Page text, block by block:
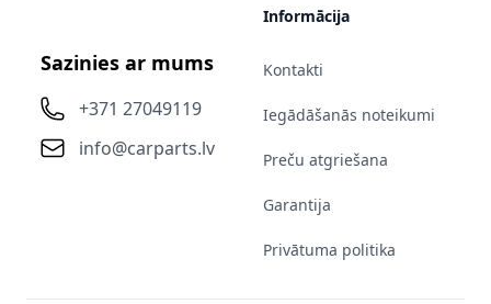
Sazinies ar mums
+371 27049119
info@carparts.lv
Informācija
Kontakti
Iegādāšanās noteikumi
Preču atgriešana
Garantija
Privātuma politika